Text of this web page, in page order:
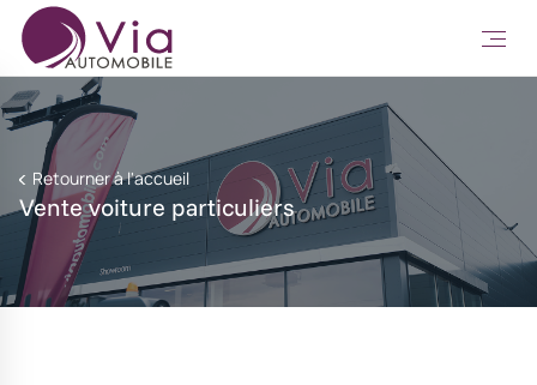
Retourner à l'accueil
Vente voiture particuliers